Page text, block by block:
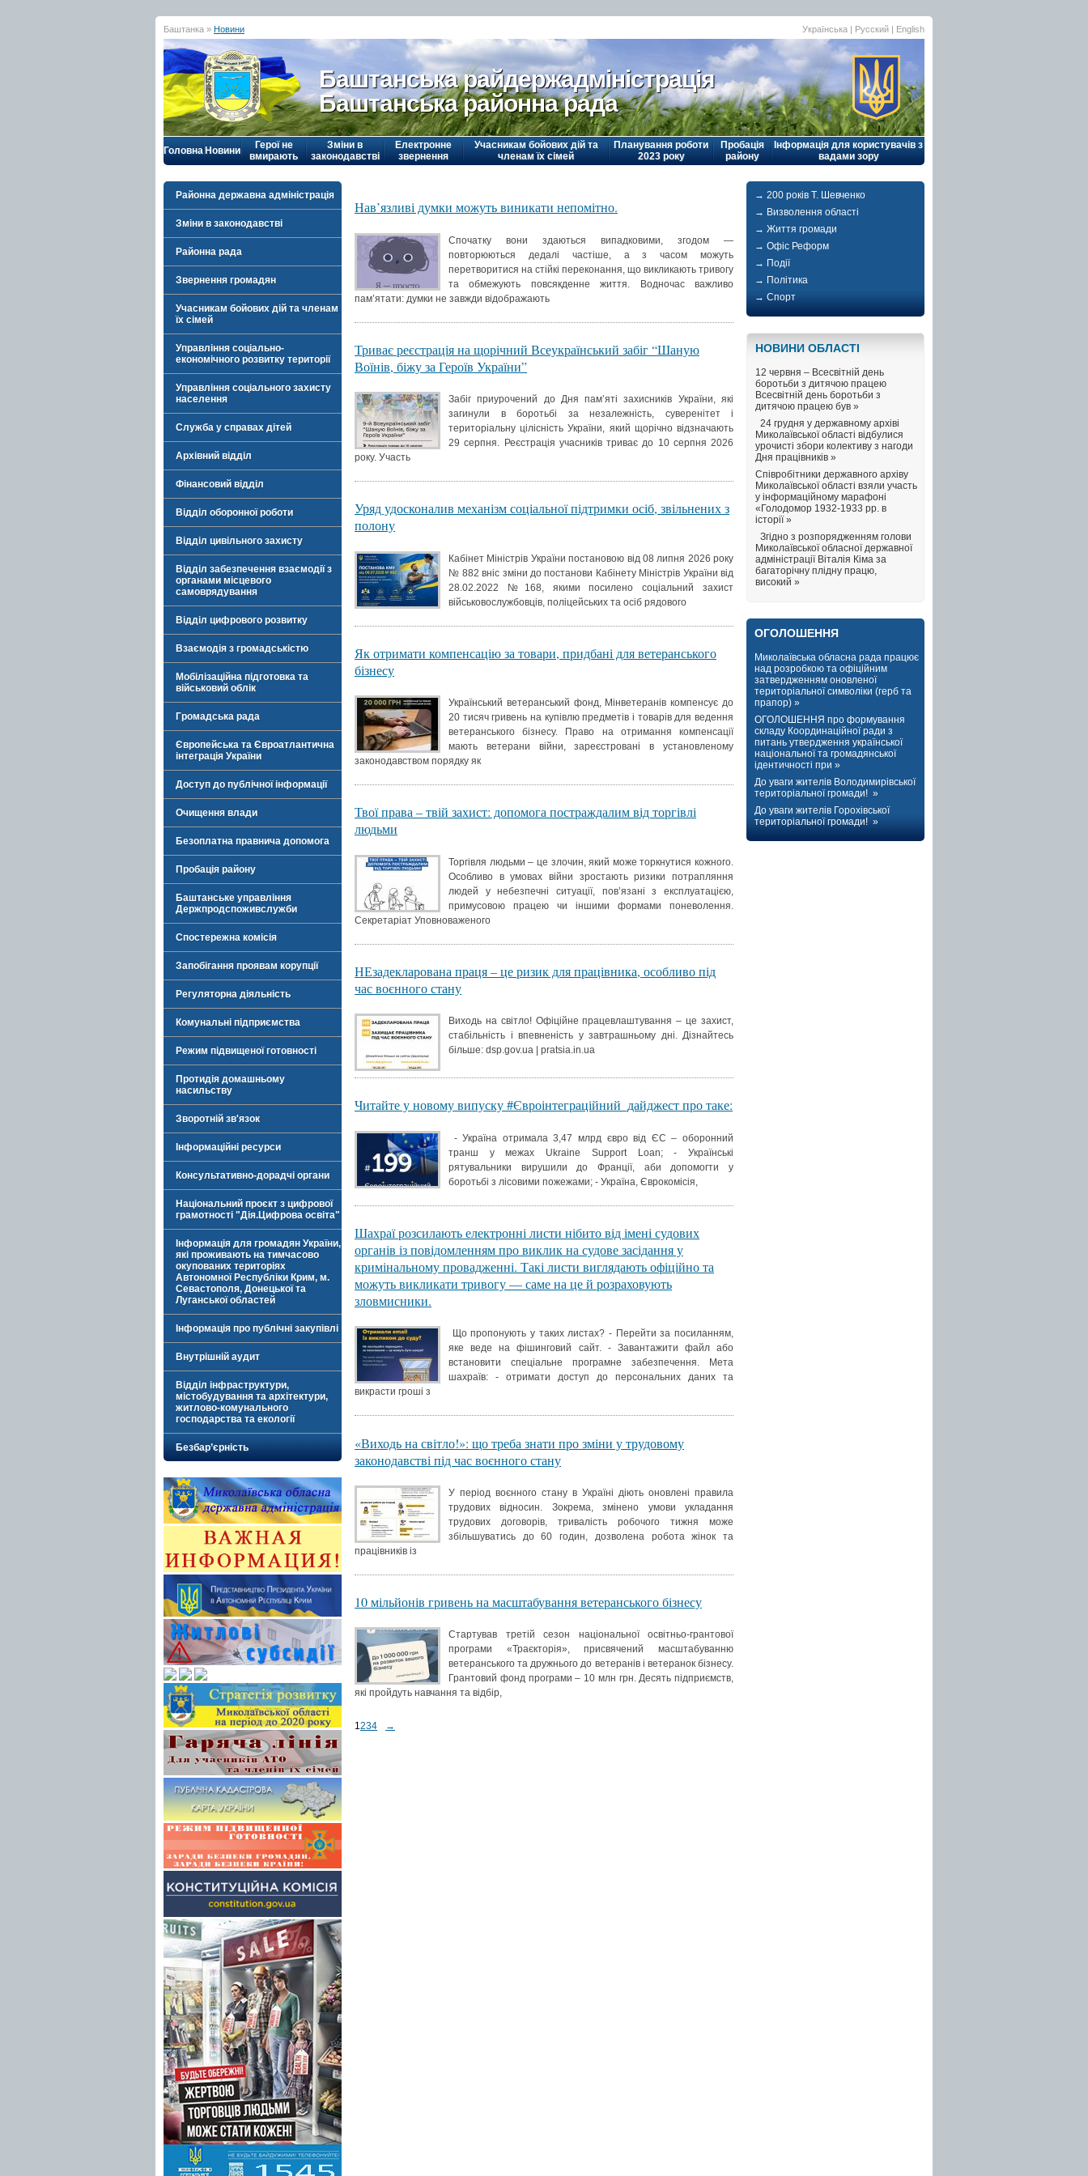
Баштанка » Новини Українська | Русский | English
Баштанська райдержадміністрація
Баштанська районна рада
Головна Новини
Герої не
вмирають
Зміни в
законодавстві
Електронне
звернення
Учасникам бойових дій та
членам їх сімей
Планування роботи
2023 року
Пробація
району
Інформація для користувачів з
вадами зору
Районна державна адміністрація
Зміни в законодавстві
Районна рада
Звернення громадян
Учасникам бойових дій та членам
їх сімей
Управління соціально-
економічного розвитку території
Управління соціального захисту
населення
Служба у справах дітей
Архівний відділ
Фінансовий відділ
Відділ оборонної роботи
Відділ цивільного захисту
Відділ забезпечення взаємодії з
органами місцевого
самоврядування
Відділ цифрового розвитку
Взаємодія з громадськістю
Мобілізаційна підготовка та
військовий облік
Громадська рада
Європейська та Євроатлантична
інтеграція України
Доступ до публічної інформації
Очищення влади
Безоплатна правнича допомога
Пробація району
Баштанське управління
Держпродспоживслужби
Спостережна комісія
Запобігання проявам корупції
Регуляторна діяльність
Комунальні підприємства
Режим підвищеної готовності
Протидія домашньому
насильству
Зворотній зв'язок
Інформаційні ресурси
Консультативно-дорадчі органи
Національний проєкт з цифрової
грамотності "Дія.Цифрова освіта"
Інформація для громадян України,
які проживають на тимчасово
окупованих територіях
Автономної Республіки Крим, м.
Севастополя, Донецької та
Луганської областей
Інформація про публічні закупівлі
Внутрішній аудит
Відділ інфраструктури,
містобудування та архітектури,
житлово-комунального
господарства та екології
Безбар’єрність
Нав’язливі думки можуть виникати непомітно.
Спочатку вони здаються випадковими, згодом —
повторюються дедалі частіше, а з часом можуть
перетворитися на стійкі переконання, що викликають тривогу
та обмежують повсякденне життя. Водночас важливо
пам’ятати: думки не завжди відображають
Триває реєстрація на щорічний Всеукраїнський забіг “Шаную
Воїнів, біжу за Героїв України”
Забіг приурочений до Дня пам’яті захисників України, які
загинули в боротьбі за незалежність, суверенітет і
територіальну цілісність України, який щорічно відзначають
29 серпня. Реєстрація учасників триває до 10 серпня 2026
року. Участь
Уряд удосконалив механізм соціальної підтримки осіб, звільнених з
полону
Кабінет Міністрів України постановою від 08 липня 2026 року
№ 882 вніс зміни до постанови Кабінету Міністрів України від
28.02.2022 №168, якими посилено соціальний захист
військовослужбовців, поліцейських та осіб рядового
Як отримати компенсацію за товари, придбані для ветеранського
бізнесу
Український ветеранський фонд, Мінветеранів компенсує до
20 тисяч гривень на купівлю предметів і товарів для ведення
ветеранського бізнесу. Право на отримання компенсації
мають ветерани війни, зареєстровані в установленому
законодавством порядку як
Твої права – твій захист: допомога постраждалим від торгівлі
людьми
Торгівля людьми – це злочин, який може торкнутися кожного.
Особливо в умовах війни зростають ризики потрапляння
людей у небезпечні ситуації, пов’язані з експлуатацією,
примусовою працею чи іншими формами поневолення.
Секретаріат Уповноваженого
НЕзадекларована праця – це ризик для працівника, особливо під
час воєнного стану
Виходь на світло! Офіційне працевлаштування – це захист,
стабільність і впевненість у завтрашньому дні. Дізнайтесь
більше: dsp.gov.ua | pratsia.in.ua
Читайте у новому випуску #Євроінтеграційний_дайджест про таке:
- Україна отримала 3,47 млрд євро від ЄС – оборонний
транш у межах Ukraine Support Loan; - Українські
рятувальники вирушили до Франції, аби допомогти у
боротьбі з лісовими пожежами; - Україна, Єврокомісія,
Шахраї розсилають електронні листи нібито від імені судових
органів із повідомленням про виклик на судове засідання у
кримінальному провадженні. Такі листи виглядають офіційно та
можуть викликати тривогу — саме на це й розраховують
зловмисники.
Що пропонують у таких листах? - Перейти за посиланням,
яке веде на фішинговий сайт. - Завантажити файл або
встановити спеціальне програмне забезпечення. Мета
шахраїв: - отримати доступ до персональних даних та
викрасти гроші з
«Виходь на світло!»: що треба знати про зміни у трудовому
законодавстві під час воєнного стану
У період воєнного стану в Україні діють оновлені правила
трудових відносин. Зокрема, змінено умови укладання
трудових договорів, тривалість робочого тижня може
збільшуватись до 60 годин, дозволена робота жінок та
працівників із
10 мільйонів гривень на масштабування ветеранського бізнесу
Стартував третій сезон національної освітньо-грантової
програми «Траєкторія», присвячений масштабуванню
ветеранського та дружнього до ветеранів і ветеранок бізнесу.
Грантовий фонд програми – 10 млн грн. Десять підприємств,
які пройдуть навчання та відбір,
1234 →
→ 200 років Т. Шевченко
→ Визволення області
→ Життя громади
→ Офіс Реформ
→ Події
→ Політика
→ Спорт
НОВИНИ ОБЛАСТI
12 червня – Всесвітній день
боротьби з дитячою працею
Всесвітній день боротьби з
дитячою працею був »
24 грудня у державному архіві
Миколаївської області відбулися
урочисті збори колективу з нагоди
Дня працівників »
Співробітники державного архіву
Миколаївської області взяли участь
у інформаційному марафоні
«Голодомор 1932-1933 рр. в
історії »
Згідно з розпорядженням голови
Миколаївської обласної державної
адміністрації Віталія Кіма за
багаторічну плідну працю,
високий »
ОГОЛОШЕННЯ
Миколаївська обласна рада працює
над розробкою та офіційним
затвердженням оновленої
територіальної символіки (герб та
прапор) »
ОГОЛОШЕННЯ про формування
складу Координаційної ради з
питань утвердження української
національної та громадянської
ідентичності при »
До уваги жителів Володимирівської
територіальної громади! »
До уваги жителів Горохівської
територіальної громади! »